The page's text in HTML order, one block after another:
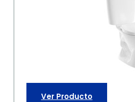
Ver Producto